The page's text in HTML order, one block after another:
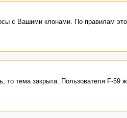
с Вашими клонами. По правилам
то тема закрыта. Пользователя F-